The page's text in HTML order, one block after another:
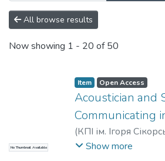
All browse results
Now showing 1 - 20 of 50
No Thumbnail Available
Item Open Access
Acoustician and
Communicating
(КПІ ім. Ігоря
Доронкіна, Надія
Show more